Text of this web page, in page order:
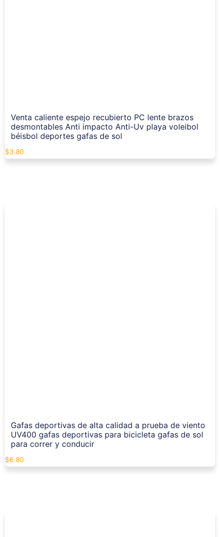
Venta caliente espejo recubierto PC lente brazos
desmontables Anti impacto Anti-Uv playa voleibol
béisbol deportes gafas de sol
$3.80
Gafas deportivas de alta calidad a prueba de viento
UV400 gafas deportivas para bicicleta gafas de sol
para correr y conducir
$6.80